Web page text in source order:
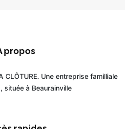
propos
CLÔTURE. Une entreprise familliale
située à Beaurainville